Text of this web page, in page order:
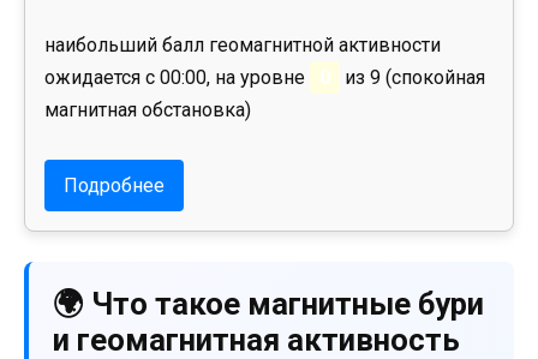
наибольший балл геомагнитной активности
ожидается с 00:00, на уровне
0
из 9 (спокойная
магнитная обстановка)
Подробнее
🌍 Что такое магнитные бури
и геомагнитная активность